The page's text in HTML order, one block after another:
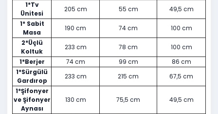
1*Tv
Ünitesi
205 cm 55 cm
49,5 cm
1* Sabit
Masa
190 cm 74 cm
100 cm
2*Üçlü
Koltuk
233 cm 78 cm
100 cm
1*Berjer
74 cm 99 cm
86 cm
1*Sürgülü
Gardırop
233 cm 215 cm
67,5 cm
1*Şifonyer
ve Şifonyer
Aynası
130 cm 75,5 cm 49,5 cm